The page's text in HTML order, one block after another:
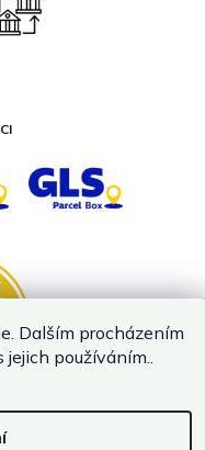
Dalším procházením
používáním..